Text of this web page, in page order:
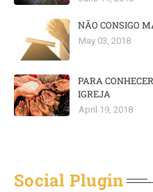
NÃO CONSIGO
May 03, 2018
PARA
IGREJA
April 19, 2018
Social Plugin